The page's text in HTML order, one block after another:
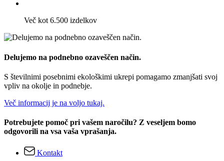
Več kot 6.500 izdelkov
Delujemo na podnebno ozaveščen način.
S številnimi posebnimi ekološkimi ukrepi pomagamo zmanjšati svoj
vpliv na okolje in podnebje.
Več informacij je na voljo tukaj.
Potrebujete pomoč pri vašem naročilu? Z veseljem bomo
odgovorili na vsa vaša vprašanja.
Kontakt